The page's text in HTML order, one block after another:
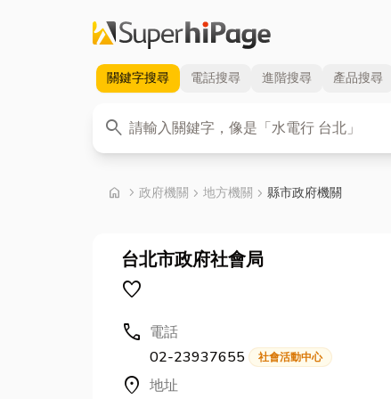
關鍵字搜尋 電話搜尋 進階搜尋 產品搜尋
search
關鍵字
home chevron_right 首頁
政府機關 chevron_right 地方機關 chevron_right 縣市政府機關
台北市政府社會局
favorite
call 電話
02-23937655
社會活動中心
location_on 地址